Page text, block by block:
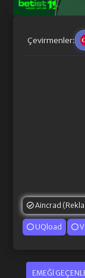
Çevirmenler:
Aincrad
UQload
EMEĞI